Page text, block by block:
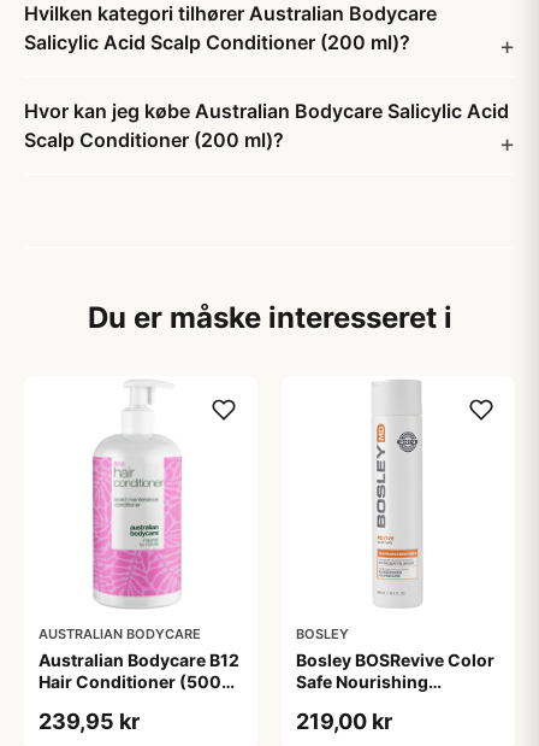
Hvilken kategori tilhører Australian Bodycare
Salicylic Acid Scalp Conditioner (200 ml)?
Hvor kan jeg købe Australian Bodycare Salicylic Acid
Scalp Conditioner (200 ml)?
Du er måske interesseret i
AUSTRALIAN BODYCARE
Australian Bodycare B12
Hair Conditioner (500
239,95 kr
BOSLEY
Bosley BOSRevive Color
Safe Nourishing
219,00 kr